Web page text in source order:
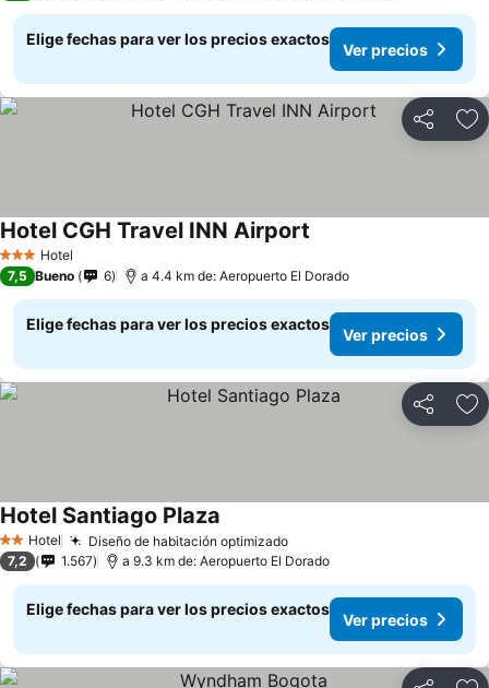
Elige fechas para ver los precios exactos
Ver precios
Compartir
3 Estrellas
Hotel
Hotel CGH Travel INN Airport
7,5 Bueno 6 a 4.4 km de: Aeropuerto El Dorado
Elige fechas para ver los precios exactos
Ver precios
Compartir
2 Estrellas
Hotel Diseño de habitación optimizado
Hotel Santiago Plaza
7,2 1.567 a 9.3 km de: Aeropuerto El Dorado
Elige fechas para ver los precios exactos
Ver precios